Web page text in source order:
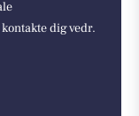
dig vedr.